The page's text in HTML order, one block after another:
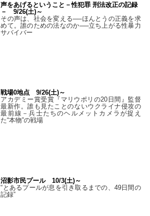
声をあげるということ－性犯罪 刑法改正の記録
－ 9/26(土)～
その声は、社会を変える──ほんとうの正義を求
めて。誰のための法なのか──立ち上がる性暴力
サバイバー
戦場0地点 9/26(土)～
アカデミー賞受賞『マリウポリの20日間』監督
最新作。誰も見たことのないウクライナ侵攻の
最前線－兵士たちのヘルメットカメラが捉え
た“本物”の戦場
沼影市民プール 10/3(土)～
“とあるプールが息を引き取るまでの、49日間の
記録”